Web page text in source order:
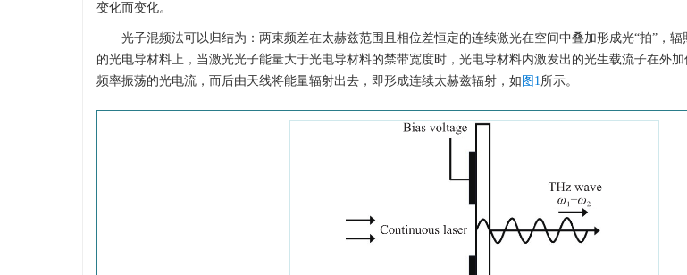
变化而变化。
光子混频法可以归结为：两束频差在太赫兹范围且相位差恒定的连续激光在空间中叠加形成光“拍”，
的光电导材料上，当激光光子能量大于光电导材料的禁带宽度时，光电导材料内激发出的光生载流子在外
频率振荡的光电流，而后由天线将能量辐射出去，即形成连续太赫兹辐射，如 图1所示。